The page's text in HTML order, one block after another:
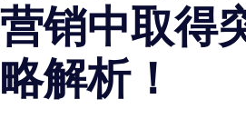
营销中取得
略解析！